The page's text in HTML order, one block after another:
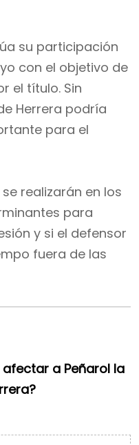
su participación
con el objetivo de
el título. Sin
Herrera podría
para el
realizarán en los
para
y si el defensor
fuera de las
a Peñarol la